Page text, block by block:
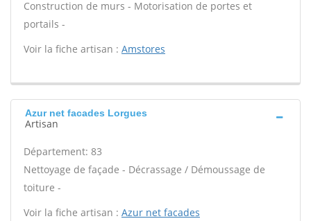
Construction de murs - Motorisation de portes et
portails -
Voir la fiche artisan : Amstores
Azur net facades Lorgues
Artisan
Département: 83
Nettoyage de façade - Décrassage / Démoussage de
toiture -
Voir la fiche artisan : Azur net facades